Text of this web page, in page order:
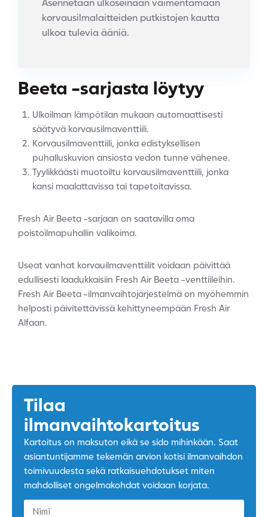
Asennetaan ulkoseinään vaimentamaan
korvausilmalaitteiden putkistojen kautta
ulkoa tulevia ääniä.
Beeta -sarjasta löytyy
Ulkoilman lämpötilan mukaan automaattisesti
säätyvä korvausilmaventtiili.
Korvausilmaventtiili, jonka edistyksellisen
puhalluskuvion ansiosta vedon tunne vähenee.
Tyylikkäästi muotoiltu korvausilmaventtiili, jonka
kansi maalattavissa tai tapetoitavissa.
Fresh Air Beeta -sarjaan on saatavilla oma
poistoilmapuhallin valikoima.
Useat vanhat korvauilmaventtiilit voidaan päivittää
edullisesti laadukkaisiin Fresh Air Beeta -venttiileihin.
Fresh Air Beeta -ilmanvaihtojärjestelmä on myöhemmin
helposti päivitettävissä kehittyneempään Fresh Air
Alfaan.
Tilaa
ilmanvaihtokartoitus
Kartoitus on maksuton eikä se sido mihinkään. Saat
asiantuntijamme tekemän arvion kotisi ilmanvaihdon
toimivuudesta sekä ratkaisuehdotukset miten
mahdolliset ongelmakohdat voidaan korjata.